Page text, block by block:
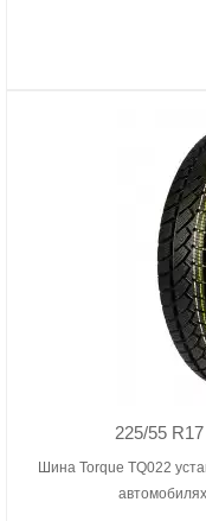
225/55
Шина Torque TQ022